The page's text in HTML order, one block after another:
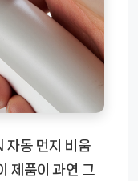
자동 먼지 비움
제품이 과연 그